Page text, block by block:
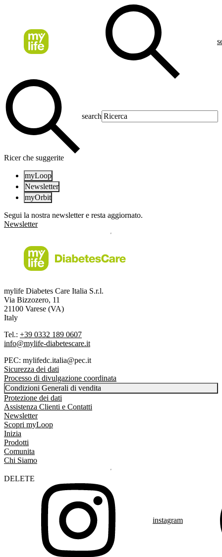
search
Ricer che suggerite
myLoop
Newsletter
myOrbit
Segui la nostra newsletter e resta aggiornato.
Newsletter
mylife Diabetes Care Italia S.r.l.
Via Bizzozero, 11
21100 Varese (VA)
Italy
Tel.: +39 0332 189 0607
info@mylife-diabetescare.it
PEC: mylifedc.italia@pec.it
Sicurezza dei dati
Processo di divulgazione coordinata
Condizioni Generali di vendita
Protezione dei dati
Assistenza Clienti e Contatti
Newsletter
Scopri myLoop
Inizia
Prodotti
Comunita
Chi Siamo
DELETE
instagram